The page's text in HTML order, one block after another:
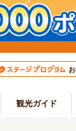
観光ガイド